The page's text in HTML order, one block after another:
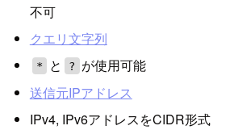
不可
クエリ文字列
* と ?
が使用可能
送信元IPアドレス
IPv4, IPv6アドレスをCIDR形式